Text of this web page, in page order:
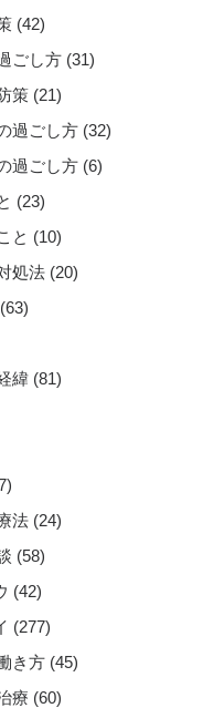
(42)
ごし方 (31)
策 (21)
過ごし方 (32)
過ごし方 (6)
(23)
と (10)
処法 (20)
(63)
緯 (81)
法 (24)
(58)
(42)
(277)
き方 (45)
療 (60)